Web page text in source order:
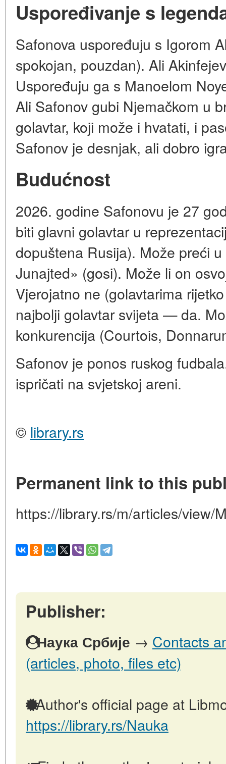
Uspoređivanje s
Safonova uspoređuju s Igorom
spokojan, pouzdan). Ali
Uspoređuju ga s Manoelom
Ali Safonov gubi Njemačkom u
golavtar, koji može i hvatati, i
Safonov je desnjak, ali dobro
Budućnost
2026. godine Safonovu je 27
biti glavni golavtar u
dopuštena Rusija). Može preći
Junajted» (gosi). Može li on
Vjerojatno ne (golavtarima
najbolji golavtar svijeta — da.
konkurencija (Courtois,
Safonov je ponos ruskog
ispričati na svjetskoj areni.
© library.rs
Permanent link to this
https://library.rs/m/articles/view/
Publisher:
Наука Србије → Contacts
(articles, photo, files etc)
Author's official page at
https://library.rs/Nauka